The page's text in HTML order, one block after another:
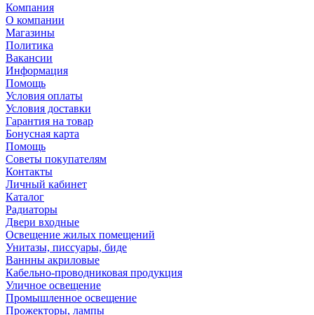
Компания
О компании
Магазины
Политика
Вакансии
Информация
Помощь
Условия оплаты
Условия доставки
Гарантия на товар
Бонусная карта
Помощь
Советы покупателям
Контакты
Личный кабинет
Каталог
Радиаторы
Двери входные
Освещение жилых помещений
Унитазы, писсуары, биде
Ваннны акриловые
Кабельно-проводниковая продукция
Уличное освещение
Промышленное освещение
Прожекторы, лампы